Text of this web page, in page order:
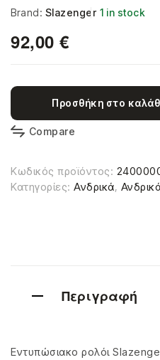
Brand: Slazenger 1 in stock
92,00 €
Προσθήκη στο
Compare
Κωδικός προϊόντος:
Κατηγορίες: Ανδρικά,
Περιγραφή
Εντυπώσιακο ρολόι